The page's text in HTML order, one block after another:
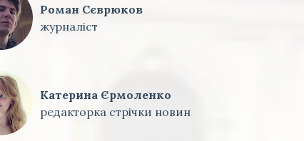
Роман Сєврюков
журналіст
Катерина Єрмоленко
редакторка стрічки новин